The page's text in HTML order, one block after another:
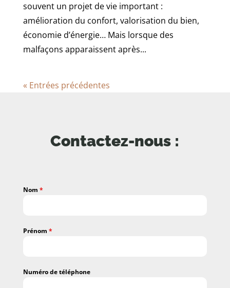
souvent un projet de vie important :
amélioration du confort, valorisation du bien,
économie d’énergie… Mais lorsque des
malfaçons apparaissent après...
« Entrées précédentes
Contactez-nous :
Nom *
Prénom *
Numéro de téléphone